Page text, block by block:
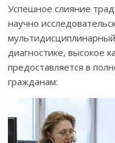
Успешное слияние
научно
диагностике, высокое
предоставляется в
гражданам: